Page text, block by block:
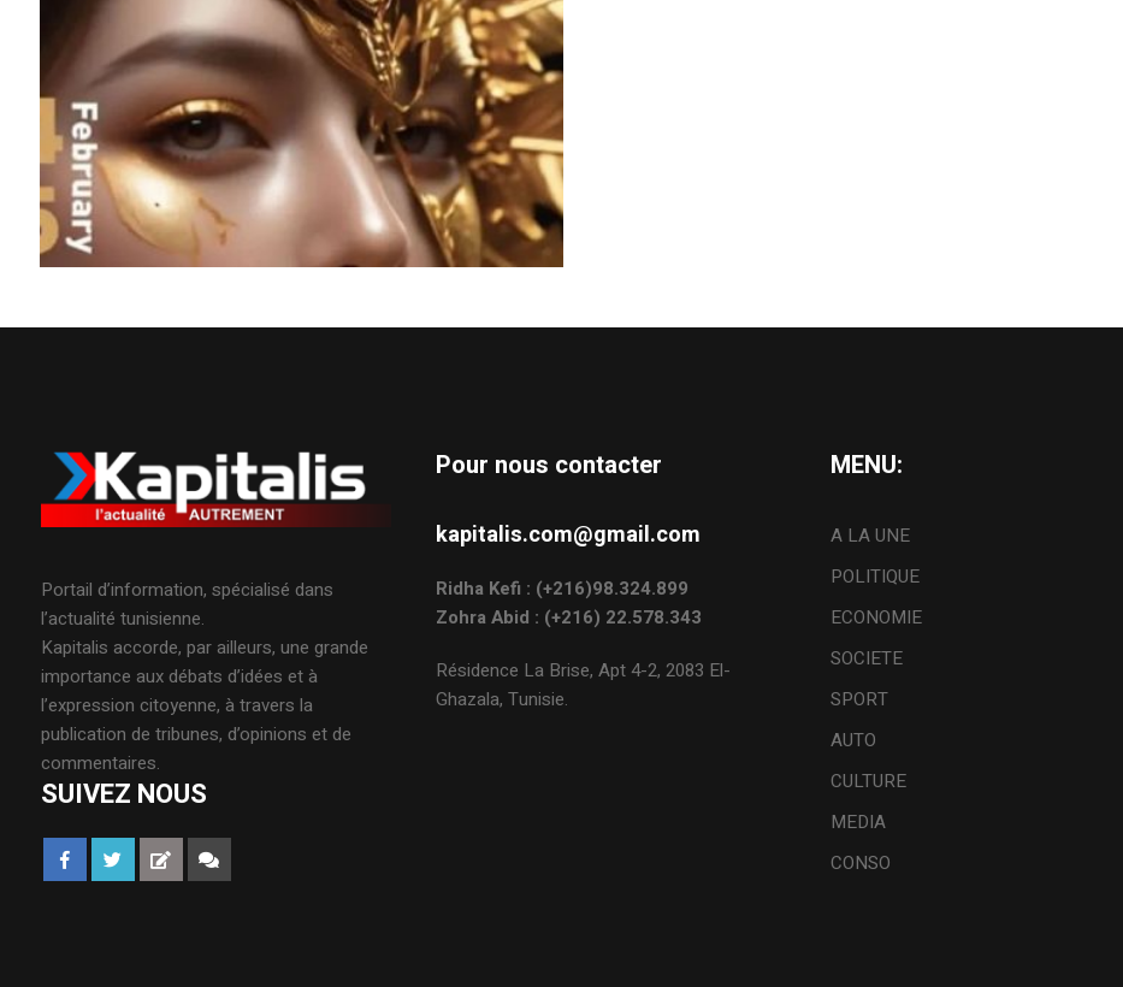
Portail d’information, spécialisé dans
l’actualité tunisienne.
Kapitalis accorde, par ailleurs, une grande
importance aux débats d’idées et à
l’expression citoyenne, à travers la
publication de tribunes, d’opinions et de
commentaires.
SUIVEZ NOUS
Pour nous contacter
kapitalis.com@gmail.com
Ridha Kefi : (+216)98.324.899
Zohra Abid : (+216) 22.578.343
Résidence La Brise, Apt 4-2, 2083 El-
Ghazala, Tunisie.
MENU:
A LA UNE
POLITIQUE
ECONOMIE
SOCIETE
SPORT
AUTO
CULTURE
MEDIA
CONSO